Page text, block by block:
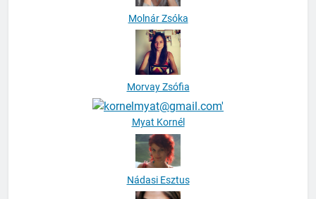
Molnár Zsóka
Morvay Zsófia
Myat Kornél
Nádasi Esztus